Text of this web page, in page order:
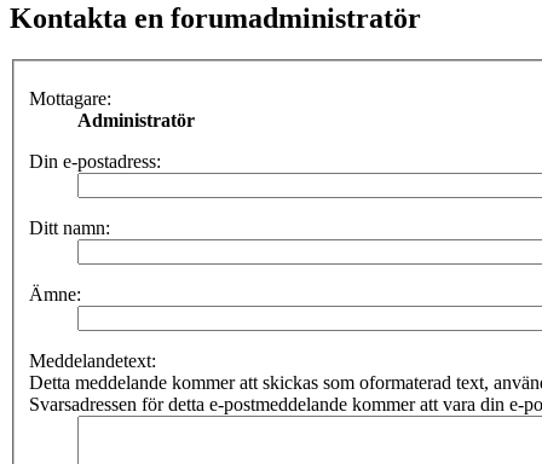
Kontakta en forumadministratör
Mottagare:
Administratör
Din e-postadress:
Ditt namn:
Ämne:
Meddelandetext:
Detta meddelande kommer att skickas som oformaterad text,
Svarsadressen för detta e-postmeddelande kommer att vara din e-